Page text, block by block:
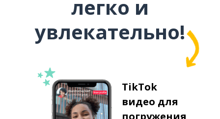
легко и
увлекательно!
TikTok
видео для
погружения